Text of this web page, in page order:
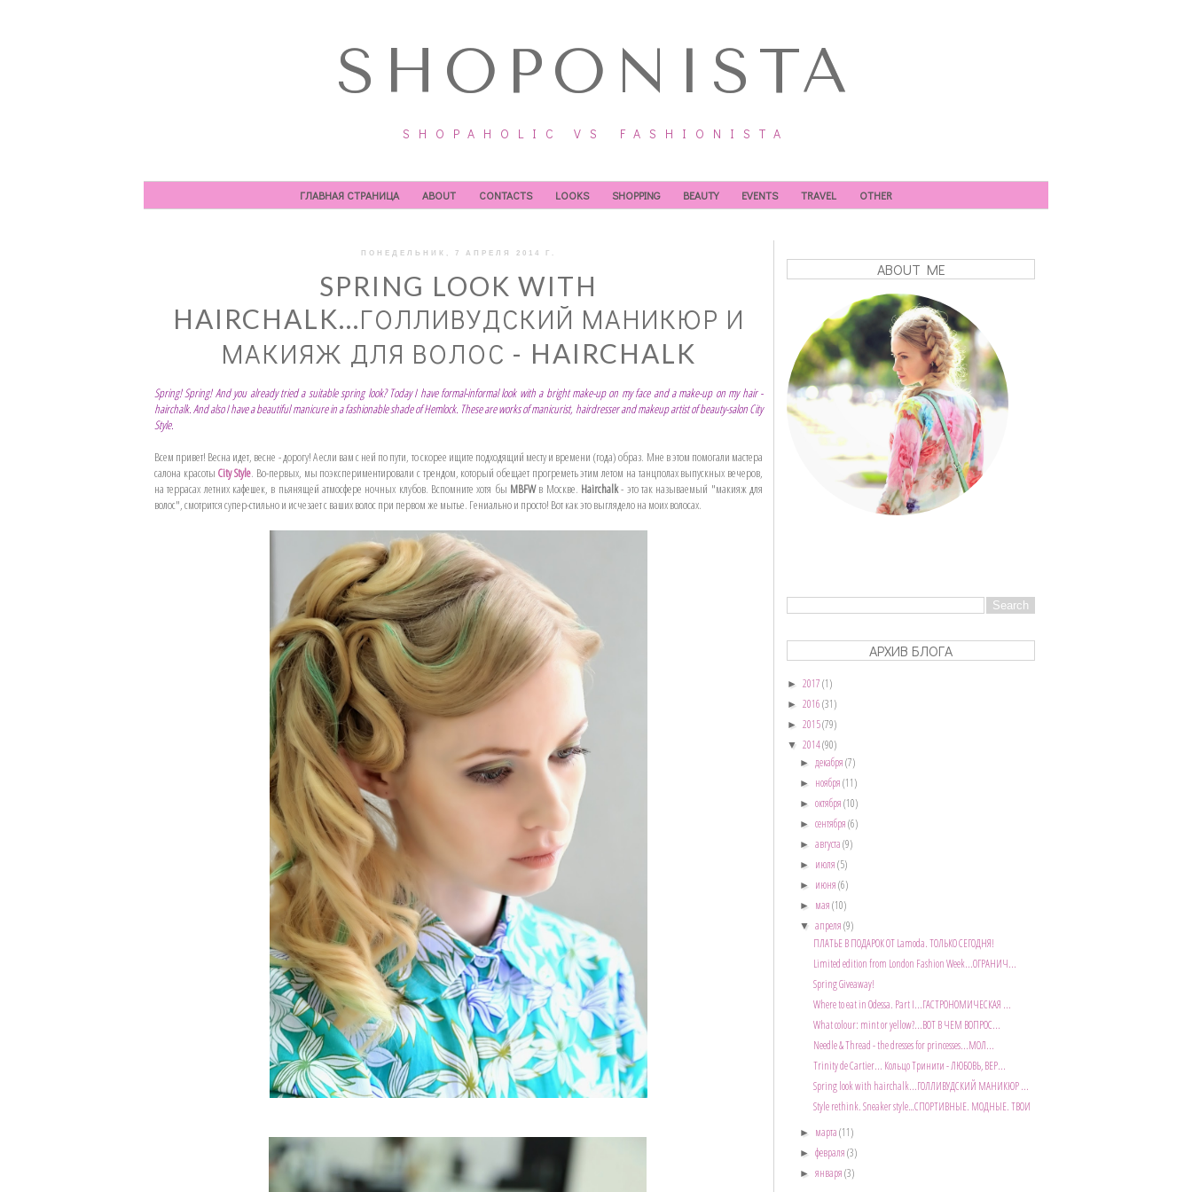
SHOPONISTA
SHOPAHOLIC VS FASHIONISTA
ГЛАВНАЯ СТРАНИЦА ABOUT CONTACTS LOOKS SHOPPING BEAUTY EVENTS TRAVEL OTHER
ПОНЕДЕЛЬНИК, 7 АПРЕЛЯ 2014 Г.
SPRING LOOK WITH
HAIRCHALK...ГОЛЛИВУДСКИЙ МАНИКЮР И
МАКИЯЖ ДЛЯ ВОЛОС - HAIRCHALK
Spring! Spring! And you already tried a suitable spring look? Today I have formal-informal look with a bright make-up on my face and a make-up on my hair -
hairchalk. And also I have a beautiful manicure in a fashionable shade of Hemlock. These are works of manicurist, hairdresser and makeup artist of beauty-salon City
Style.
Всем привет! Весна идет, весне - дорогу! А если вам с ней по пути, то скорее ищите подходящий месту и времени (года) образ. Мне в этом помогали мастера
салона красоты City Style. Во-первых, мы поэкспериментировали с трендом, который обещает прогреметь этим летом на танцполах выпускных вечеров,
на террасах летних кафешек, в пьянящей атмосфере ночных клубов. Вспомните хотя бы MBFWв Москве. Hairchalk- это так называемый "макияж для
волос", смотрится супер-стильно и исчезает с ваших волос при первом же мытье. Гениально и просто! Вот как это выглядело на моих волосах.
ABOUT ME
АРХИВ БЛОГА
► 2017(1)
► 2016(31)
► 2015(79)
▼ 2014(90)
►декабря(7)
► ноября(11)
►октября(10)
►сентября(6)
►августа(9)
► июля(5)
► июня(6)
► мая(10)
▼апреля(9)
ПЛАТЬЕ В ПОДАРОК ОТ Lamoda. ТОЛЬКО СЕГОДНЯ!
Limited edition from London Fashion Week...ОГРАНИЧ...
Spring Giveaway!
Where to eat in Odessa. Part I...ГАСТРОНОМИЧЕСКАЯ ...
What colour: mint or yellow?...ВОТ В ЧЕМ ВОПРОС...
Needle & Thread - the dresses for princesses...МОЛ...
Trinity de Cartier... Кольцо Тринити - ЛЮБОВЬ, ВЕР...
Spring look with hairchalk...ГОЛЛИВУДСКИЙ МАНИКЮР ...
Style rethink. Sneaker style…СПОРТИВНЫЕ. МОДНЫЕ. ТВОИ
► марта(11)
►февраля(3)
►января(3)